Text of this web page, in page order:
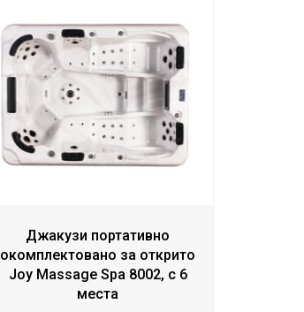
Джакузи портативно
окомплектовано за открито
Joy Massage Spa 8002, с 6
места